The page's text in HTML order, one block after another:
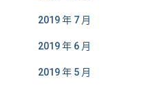
2019 年 7 月
2019 年 6 月
2019 年 5 月